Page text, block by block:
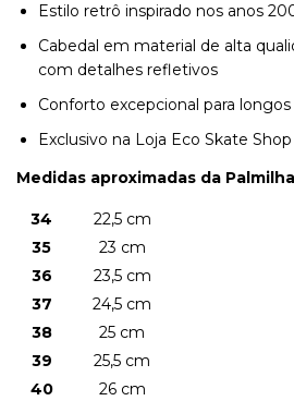
Estilo retrô inspirado nos anos
Cabedal em material de alta
com detalhes refletivos
Conforto excepcional para
Exclusivo na Loja Eco Skate Shop
Medidas aproximadas da Palmilha
34
22,5 cm
35
23 cm
36
23,5 cm
37
24,5 cm
38
25 cm
39
25,5 cm
40
26 cm